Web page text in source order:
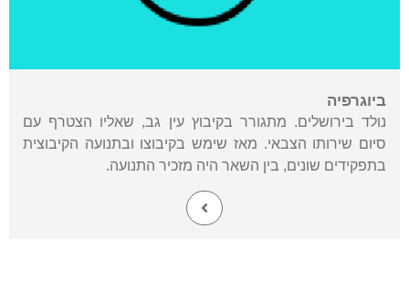
ביוגרפיה
נולד בירושלים. מתגורר בקיבוץ עין גב, שאליו הצטרף עם
סיום שירותו הצבאי. מאז שימש בקיבוצו ובתנועה הקיבוצית
בתפקידים שונים, בין השאר היה מזכיר התנועה.